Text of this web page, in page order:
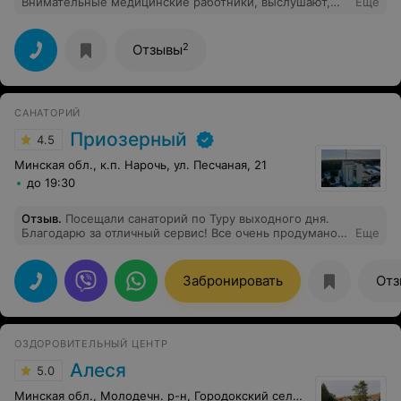
тебе подходят и положительный результат не
заставляет себя долго ждать! Тепло, светло, уютно--
как Дома! Рекомендую , не пожалеете!
Отзывы2
САНАТОРИЙ
4.5 Приозерный
Минская обл., к.п. Нарочь, ул. Песчаная, 21
до 19:30
Отзыв. Посещали санаторий по Туру выходного дня.
Благодарю за отличный сервис! Все очень продумано,
Посетили СПА с басейном - релакс полный. Спасибо.
Думаем устроить себе отдых у вас еще раз летом.
Еще
Забронировать
ОЗДОРОВИТЕЛЬНЫЙ ЦЕНТР
5.0 Алеся
Минская обл., Молодечн. р-н, Городокский сельсовет, 4